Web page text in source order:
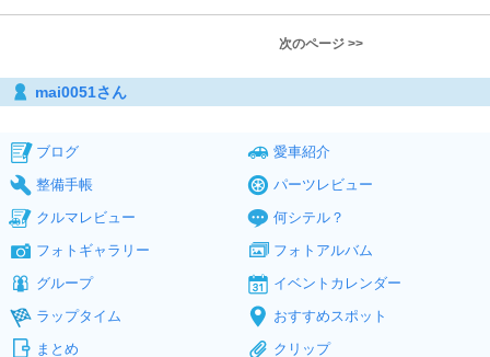
次のページ >>
mai0051さん
ブログ
愛車紹介
整備手帳
パーツレビュー
クルマレビュー
何シテル？
フォトギャラリー
フォトアルバム
グループ
イベントカレンダー
ラップタイム
おすすめスポット
まとめ
クリップ